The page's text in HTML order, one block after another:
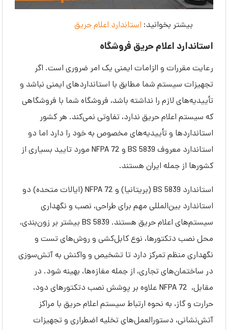
بیشتر بخوانید: استاندارد اعلام حریق
استاندارد اعلام حریق فروشگاه
رعایت مقررات و الزامات ایمنی یک امر ضروری است. اگر
تجهیزات سیستم شما مطابق با استانداردهای ایمنی نباشد و
تأییدیه‌های لازم را نداشته باشد، فروشگاه شما با فروشگاهی
که سیستم اعلام حریق ندارد، تفاوتی نمی‌کند. هر کشور
استانداردها و تأییدیه‌های مخصوص به خود را دارد اما دو
استاندارد معروف BS 5839 و NFPA 72 مورد تایید بسیاری از
کشورها از جمله ایران هستند.
استاندارد BS 5839 (بریتانیا) و NFPA 72 (ایالات متحده) دو
استاندارد بین‌المللی مهم برای طراحی، نصب و نگهداری
سیستم‌های اعلام حریق هستند. BS 5839 بیشتر بر زون‌بندی،
محل نصب دتکتورها، نوع کابل‌کشی و روش‌های تست و
نگهداری منظم تمرکز دارد تا تشخیص و واکنش به آتش‌سوزی
در ساختمان‌های تجاری، از جمله مغازه‌ها، بهینه شود. در
مقابل، NFPA 72 علاوه بر پوشش نصب دتکتورهای دود،
حرارت و گاز، به نحوه ارتباط سیستم اعلام حریق با مراکز
آتش‌نشانی، دستورالعمل‌های تخلیه اضطراری و تجهیزات